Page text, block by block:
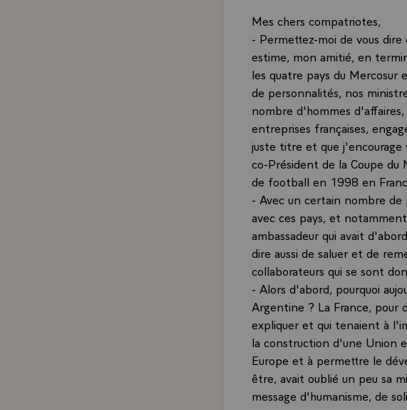
Mes chers compatriotes,
- Permettez-moi de vous dire
estime, mon amitié, en
les quatre pays du
de personnalités, nos
nombre d'hommes
entreprises françaises,
juste titre et que
co-Président de la Coupe du
de football en 1998 en
- Avec un certain nombre
avec ces pays, et
ambassadeur qui avait
dire aussi de saluer et de
collaborateurs qui se sont
- Alors d'abord, pourquoi
Argentine ? La France,
expliquer et qui tenaient à
la construction d'une Union
Europe et à permettre le
être, avait oublié un peu sa
message d'humanisme, de